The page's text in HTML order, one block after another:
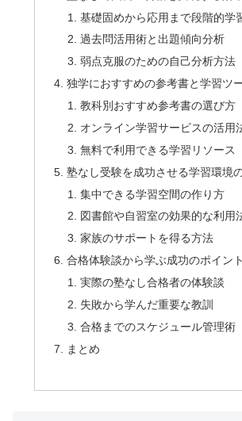
基礎固めから応用まで段階的学
過去問活用術と出題傾向分析
弱点克服のための自己分析方法
独学におすすめの参考書と学習ツ
教科別おすすめ参考書の選び方
オンライン学習サービスの活用
無料で利用できる学習リソース
塾なし受験を成功させる学習環境
集中できる学習空間の作り方
図書館や自習室の効果的な利用
家族のサポートを得る方法
合格体験談から学ぶ成功のポイント
実際の塾なし合格者の体験談
失敗から学んだ重要な教訓
合格までのスケジュール管理術
まとめ